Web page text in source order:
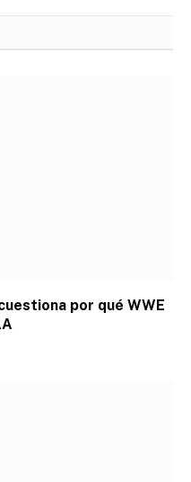
por qué WWE